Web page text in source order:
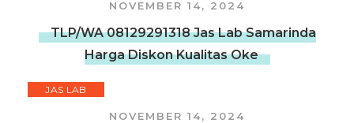
NOVEMBER 14, 2024
TLP/WA 08129291318 Jas Lab Samarinda
Harga Diskon Kualitas Oke
JAS LAB
NOVEMBER 14, 2024